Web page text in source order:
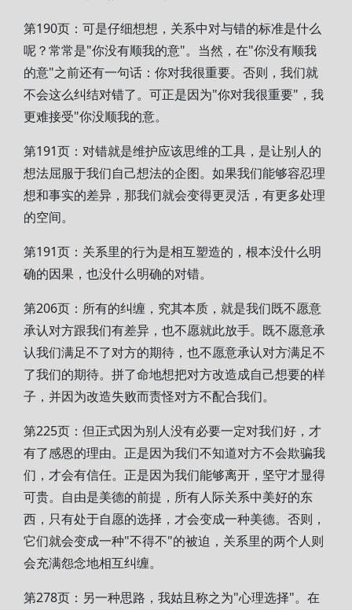
第190页：可是仔细想想，关系中对与错的标准是什么
呢？常常是"你没有顺我的意"。当然，在"你没有顺我
的意"之前还有一句话：你对我很重要。否则，我们就
不会这么纠结对错了。可正是因为"你对我很重要"，我
更难接受"你没顺我的意。
第191页：对错就是维护应该思维的工具，是让别人的
想法屈服于我们自己想法的企图。如果我们能够容忍理
想和事实的差异，那我们就会变得更灵活，有更多处理
的空间。
第191页：关系里的行为是相互塑造的，根本没什么明
确的因果，也没什么明确的对错。
第206页：所有的纠缠，究其本质，就是我们既不愿意
承认对方跟我们有差异，也不愿就此放手。既不愿意承
认我们满足不了对方的期待，也不愿意承认对方满足不
了我们的期待。拼了命地想把对方改造成自己想要的样
子，并因为改造失败而责怪对方不配合我们。
第225页：但正式因为别人没有必要一定对我们好，才
有了感恩的理由。正是因为我们不知道对方不会欺骗我
们，才会有信任。正是因为我们能够离开，坚守才显得
可贵。自由是美德的前提，所有人际关系中美好的东
西，只有处于自愿的选择，才会变成一种美德。否则，
它们就会变成一种"不得不"的被迫，关系里的两个人则
会充满怨念地相互纠缠。
第278页：另一种思路，我姑且称之为"心理选择"。在